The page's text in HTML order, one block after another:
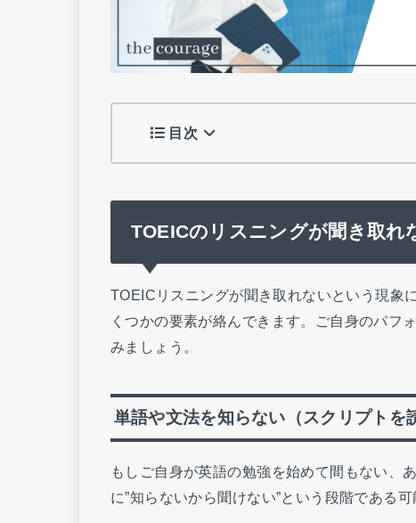
目次
TOEICのリスニングが聞き取れ
TOEICリスニングが聞き取れないという現象
くつかの要素が絡んできます。ご自身のパフ
みましょう。
単語や文法を知らない（スクリプトを
もしご自身が英語の勉強を始めて間もない、
に”知らないから聞けない”という段階である可